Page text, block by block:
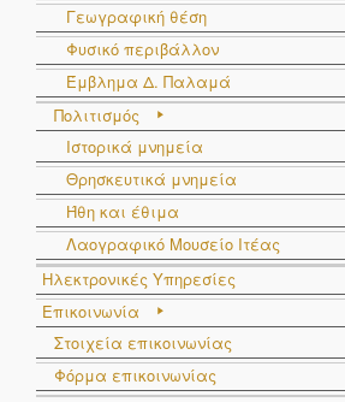
Γεωγραφική θέση
Φυσικό περιβάλλον
Έμβλημα Δ. Παλαμά
Πολιτισμός
Ιστορικά μνημεία
Θρησκευτικά μνημεία
Ήθη και έθιμα
Λαογραφικό Μουσείο Ιτέας
Ηλεκτρονικές Υπηρεσίες
Επικοινωνία
Στοιχεία επικοινωνίας
Φόρμα επικοινωνίας